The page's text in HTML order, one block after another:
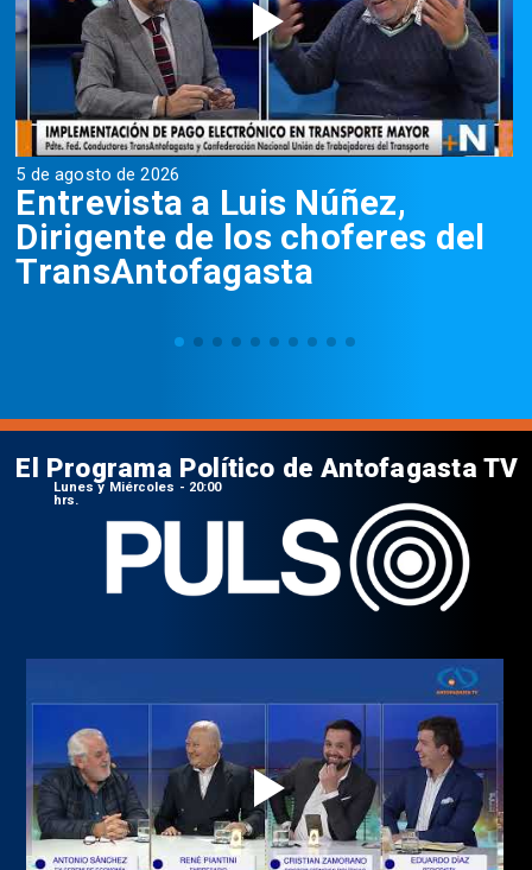
5 de agosto de 2026
Entrevista a Luis Núñez,
Dirigente de los choferes del
TransAntofagasta
El Programa Político de Antofagasta TV
Lunes y Miércoles - 20:00
hrs.